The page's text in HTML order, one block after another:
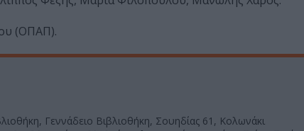
(ΟΠΑΠ).
Γεννάδειο Βιβλιοθήκη, Σουηδίας 61, Κολωνάκι